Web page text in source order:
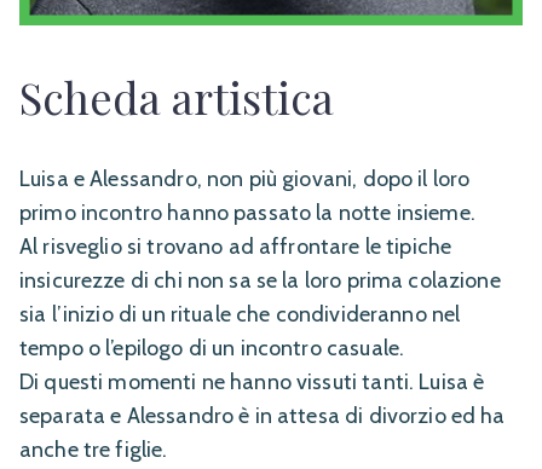
Scheda artistica
Luisa e Alessandro, non più giovani, dopo il loro
primo incontro hanno passato la notte insieme.
Al risveglio si trovano ad affrontare le tipiche
insicurezze di chi non sa se la loro prima colazione
sia l’inizio di un rituale che condivideranno nel
tempo o l’epilogo di un incontro casuale.
Di questi momenti ne hanno vissuti tanti. Luisa è
separata e Alessandro è in attesa di divorzio ed ha
anche tre figlie.